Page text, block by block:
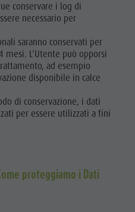
conservare i log di
necessario per
saranno conservati per
L’Utente può opporsi
ad esempio
disponibile in calce
di conservazione, i dati
per essere utilizzati a fini
proteggiamo i Dati